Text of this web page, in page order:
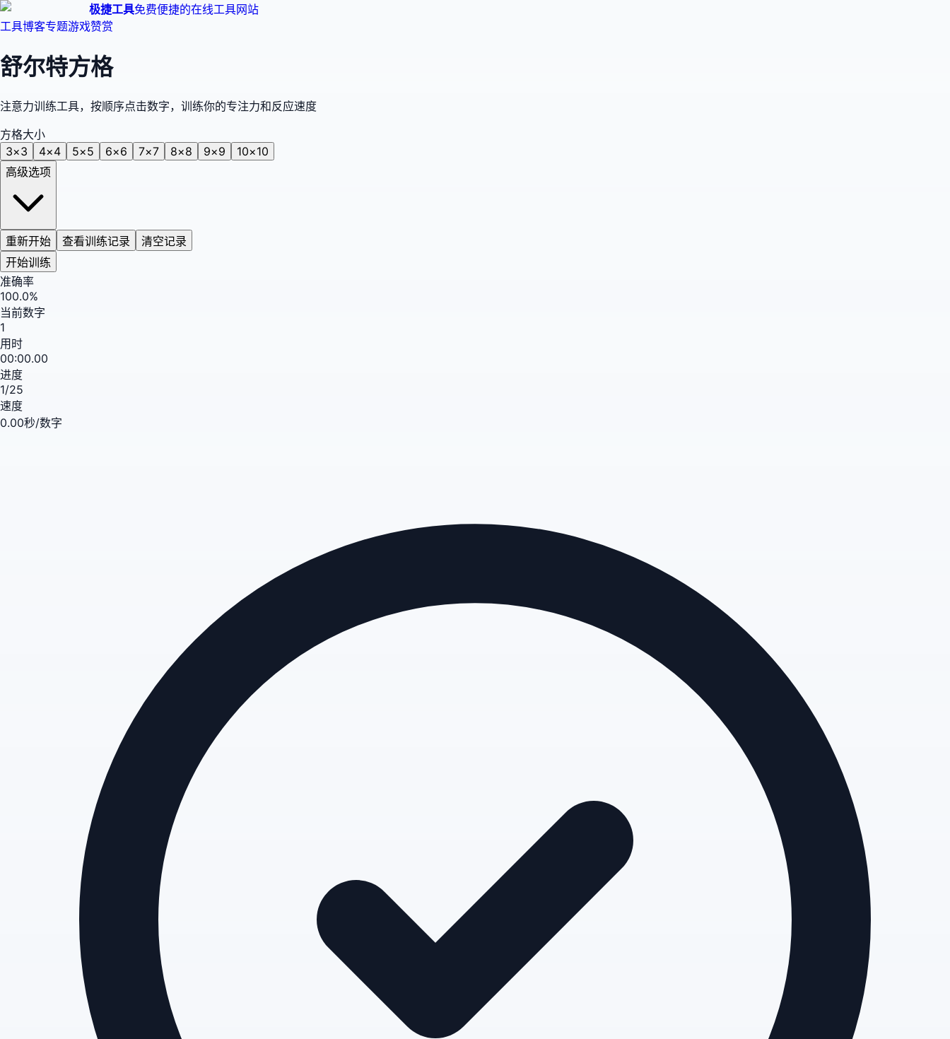
极捷工具免费便捷的在线工具网站
工具博客专题游戏赞赏
舒尔特方格
注意力训练工具，按顺序点击数字，训练你的专注力和反应速度
方格大小
3×3 4×4 5×5 6×6 7×7 8×8 9×9 10×10
高级选项
重新开始 查看训练记录
清空记录
开始训练
准确率
100.0%
当前数字
1
用时
00:00.00
进度
1/25
速度
0.00秒/数字